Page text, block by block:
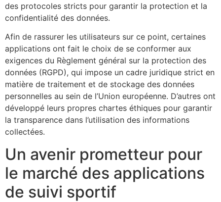
des protocoles stricts pour garantir la protection et la
confidentialité des données.
Afin de rassurer les utilisateurs sur ce point, certaines
applications ont fait le choix de se conformer aux
exigences du Règlement général sur la protection des
données (RGPD), qui impose un cadre juridique strict en
matière de traitement et de stockage des données
personnelles au sein de l’Union européenne. D’autres ont
développé leurs propres chartes éthiques pour garantir
la transparence dans l’utilisation des informations
collectées.
Un avenir prometteur pour
le marché des applications
de suivi sportif